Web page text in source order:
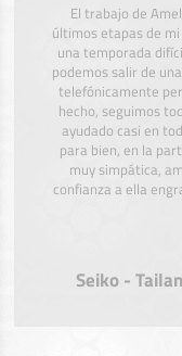
El trabajo de
últimos etapas de
una temporada
podemos salir de
telefónicamente
hecho, seguimos
ayudado casi en
para bien, en la
muy simpática,
confianza a ella
Seiko -